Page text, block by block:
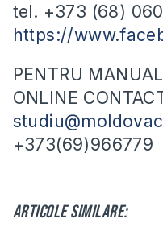
tel. +373 (68)
https://
PENTRU
ONLINE
+373(69)966779
Articole similare: